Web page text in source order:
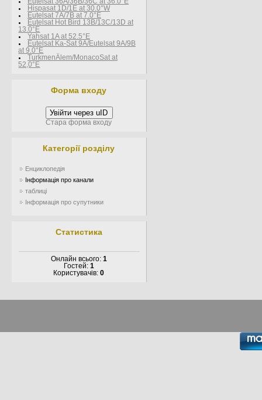
Hispasat 1D/1E at 30.0°W
Eutelsat 7A/7B at 7.0°E
Eutelsat Hot Bird 13B/13C/13D at
13.0°E
Yahsat 1A at 52.5°E
Eutelsat Ka-Sat 9A/Eutelsat 9A/9B
at 9.0°E
TurkmenÄlem/MonacoSat at
52,0°E
Форма входу
Увійти через uID
Стара форма входу
Категорії розділу
Енциклопедія
Інформація про канали
таблиці
Інформація про супутники
Статистика
Онлайн всього: 1
Гостей: 1
Користувачів:0